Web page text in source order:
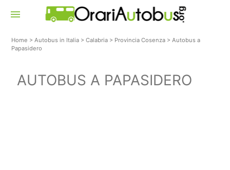
menu
Home >Autobus in Italia >Calabria > Provincia Cosenza >Autobus a
Papasidero
AUTOBUS A PAPASIDERO